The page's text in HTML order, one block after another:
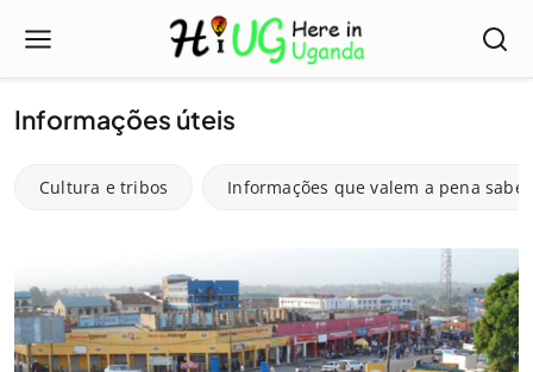
Informações úteis
Cultura e tribos Informações que valem a pena saber